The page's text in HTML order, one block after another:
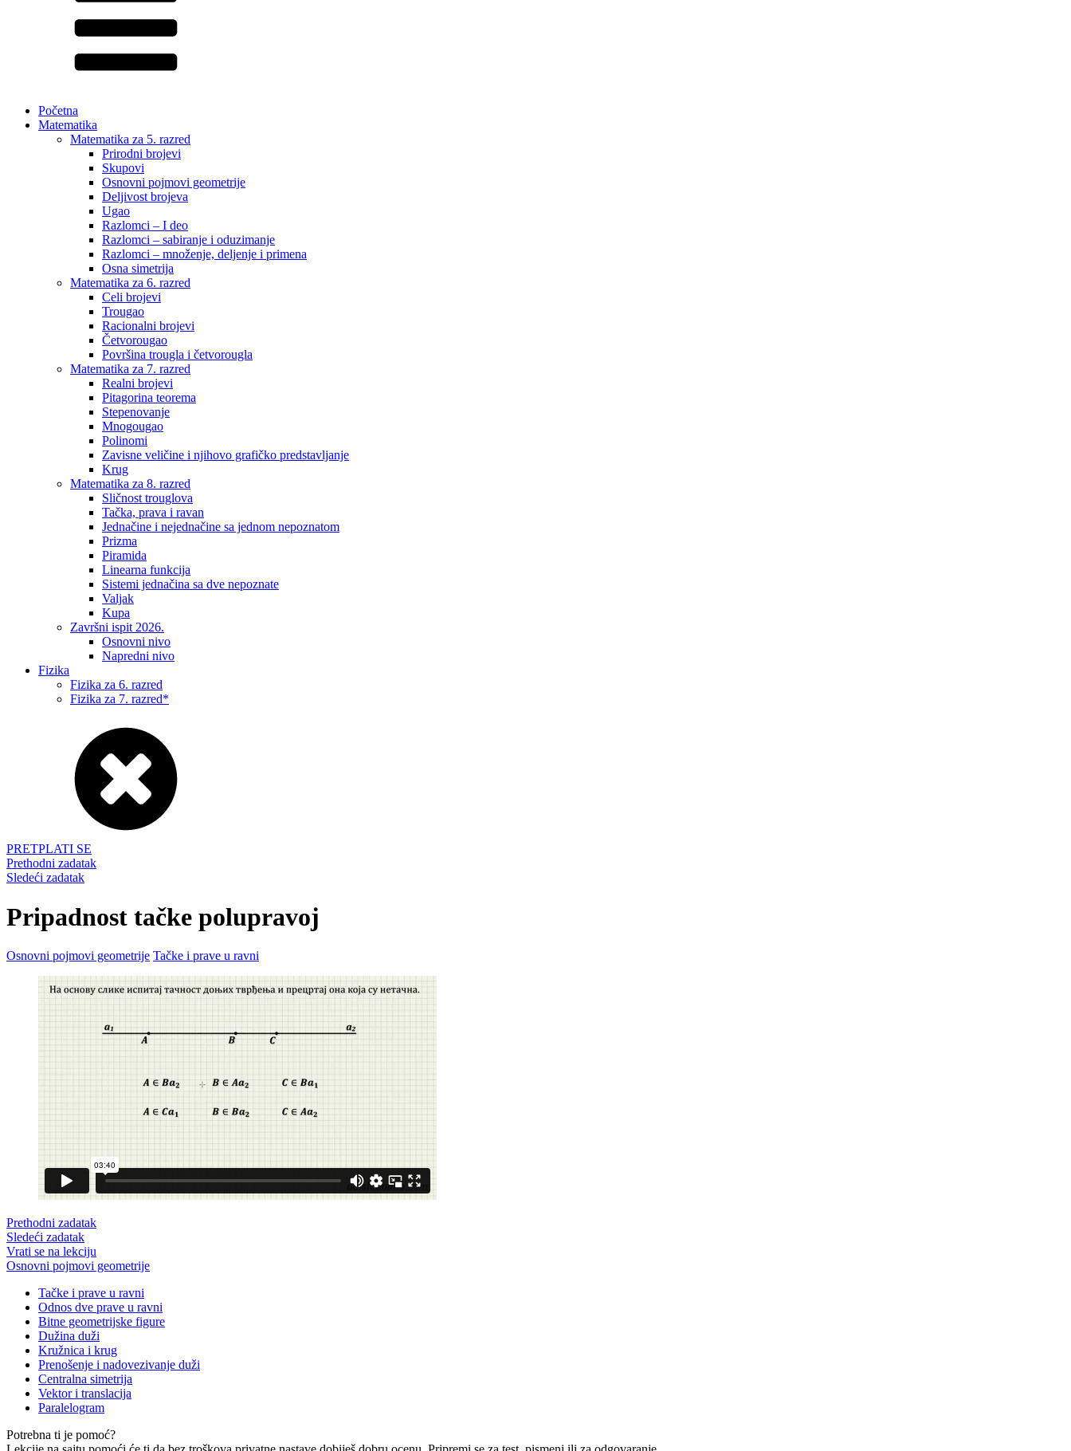
Početna
Matematika
Matematika za 5. razred
Prirodni brojevi
Skupovi
Osnovni pojmovi geometrije
Deljivost brojeva
Ugao
Razlomci – I deo
Razlomci – sabiranje i oduzimanje
Razlomci – množenje, deljenje i primena
Osna simetrija
Matematika za 6. razred
Celi brojevi
Trougao
Racionalni brojevi
Četvorougao
Površina trougla i četvorougla
Matematika za 7. razred
Realni brojevi
Pitagorina teorema
Stepenovanje
Mnogougao
Polinomi
Zavisne veličine i njihovo grafičko predstavljanje
Krug
Matematika za 8. razred
Sličnost trouglova
Tačka, prava i ravan
Jednačine i nejednačine sa jednom nepoznatom
Prizma
Piramida
Linearna funkcija
Sistemi jednačina sa dve nepoznate
Valjak
Kupa
Završni ispit 2026.
Osnovni nivo
Napredni nivo
Fizika
Fizika za 6. razred
Fizika za 7. razred*
PRETPLATI SE
Prethodni zadatak
Sledeći zadatak
Pripadnost tačke polupravoj
Osnovni pojmovi geometrije Tačke i prave u ravni
Prethodni zadatak
Sledeći zadatak
Vrati se na lekciju
Osnovni pojmovi geometrije
Tačke i prave u ravni
Odnos dve prave u ravni
Bitne geometrijske figure
Dužina duži
Kružnica i krug
Prenošenje i nadovezivanje duži
Centralna simetrija
Vektor i translacija
Paralelogram
Potrebna ti je pomoć?